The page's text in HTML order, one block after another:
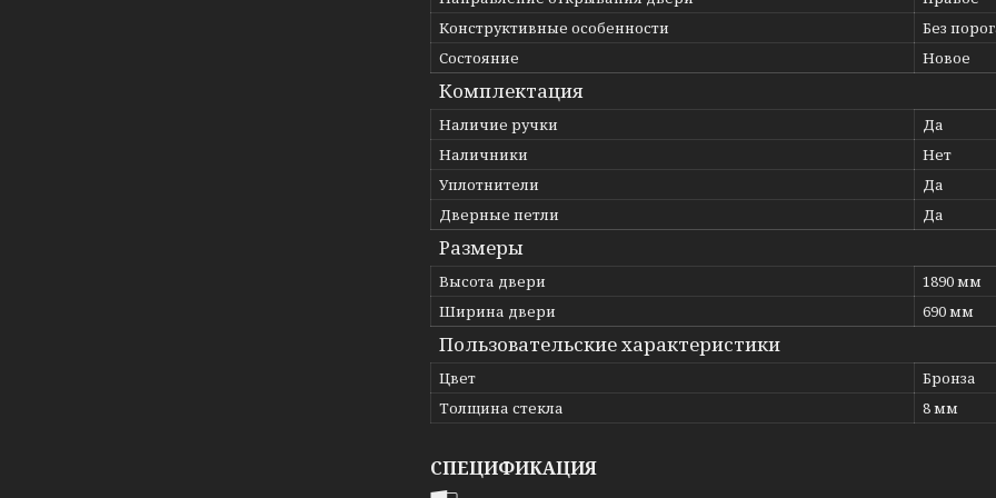
Конструктивные особенности
Без
Состояние
Новое
Комплектация
Наличие ручки
Да
Наличники
Нет
Уплотнители
Да
Дверные петли
Да
Размеры
Высота двери
1890 мм
Ширина двери
690 мм
Пользовательские характеристики
Цвет
Бронза
Толщина стекла
8 мм
СПЕЦИФИКАЦИЯ